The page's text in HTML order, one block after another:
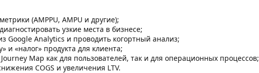
(AMPPU, AMPU и другие);
узкие места в бизнесе;
Google Analytics и проводить когортный анализ;
и «налог» продукта для клиента;
Map как для пользователей, так и для операционных процессов;
COGS и увеличения LTV.